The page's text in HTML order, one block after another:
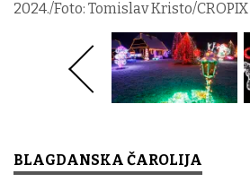
2024./Foto: Tomislav Kristo/CROPIX
BLAGDANSKA ČAROLIJA